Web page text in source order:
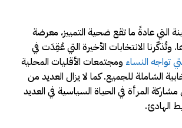
التي عادةً ما تقع ضحية التمييز، معرضة
وتُذكّرنا الانتخابات الأخيرة التي عُقِدَت في
تواجه النساء ومجتمعات الأقليات المحلية
الشاملة للجميع. كما لا يزال العديد من
المرأة في الحياة السياسية في العديد
الهادئ.